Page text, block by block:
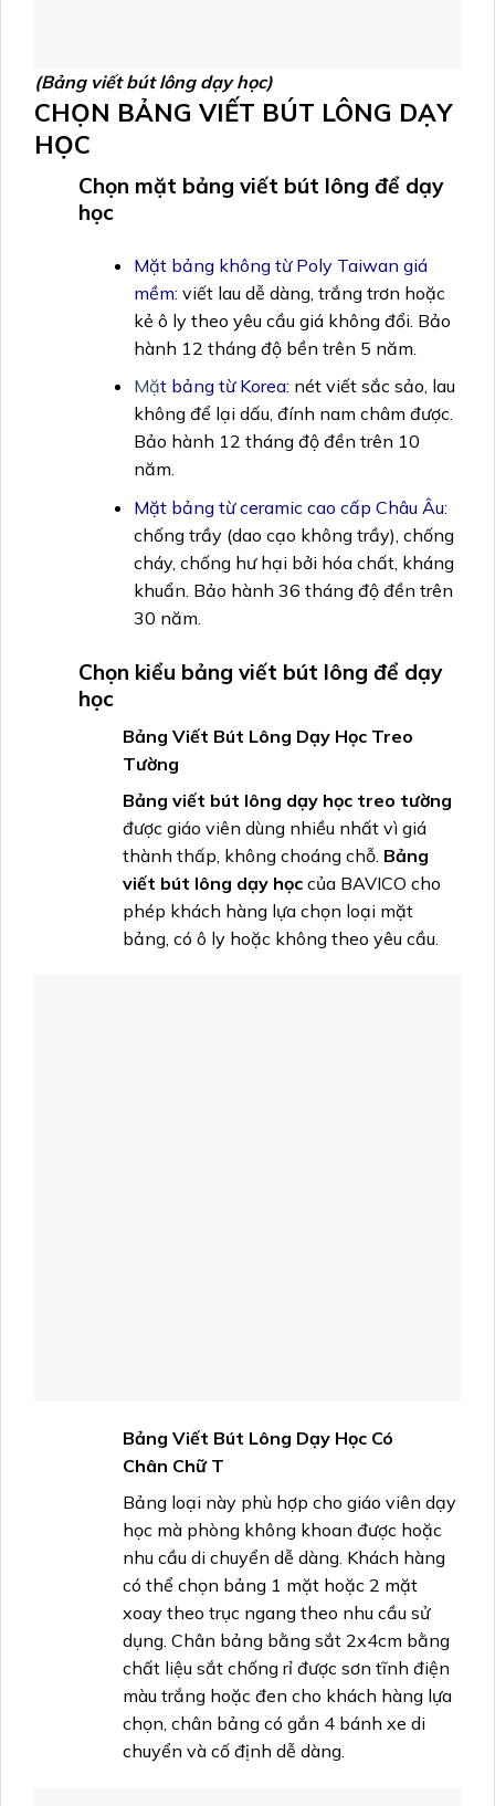
(Bảng viết bút lông dạy học)
CHỌN BẢNG VIẾT BÚT LÔNG DẠY
HỌC
Chọn mặt bảng viết bút lông để dạy
học
Mặt bảng không từ Poly Taiwan giá
mềm: viết lau dễ dàng, trắng trơn hoặc
kẻ ô ly theo yêu cầu giá không đổi. Bảo
hành 12 tháng độ bền trên 5 năm.
Mặt bảng từ Korea: nét viết sắc sảo, lau
không để lại dấu, đính nam châm được.
Bảo hành 12 tháng độ đền trên 10
năm.
Mặt bảng từ ceramic cao cấp Châu Âu:
chống trầy (dao cạo không trầy), chống
cháy, chống hư hại bởi hóa chất, kháng
khuẩn. Bảo hành 36 tháng độ đền trên
30 năm.
Chọn kiểu bảng viết bút lông để dạy
học
Bảng Viết Bút Lông Dạy Học Treo
Tường
Bảng viết bút lông dạy học treo tường
được giáo viên dùng nhiều nhất vì giá
thành thấp, không choáng chỗ. Bảng
viết bút lông dạy học của BAVICO cho
phép khách hàng lựa chọn loại mặt
bảng, có ô ly hoặc không theo yêu cầu.
Bảng Viết Bút Lông Dạy Học Có
Chân Chữ T
Bảng loại này phù hợp cho giáo viên dạy
học mà phòng không khoan được hoặc
nhu cầu di chuyển dễ dàng. Khách hàng
có thể chọn bảng 1 mặt hoặc 2 mặt
xoay theo trục ngang theo nhu cầu sử
dụng. Chân bảng bằng sắt 2x4cm bằng
chất liệu sắt chống rỉ được sơn tĩnh điện
màu trắng hoặc đen cho khách hàng lựa
chọn, chân bảng có gắn 4 bánh xe di
chuyển và cố định dễ dàng.